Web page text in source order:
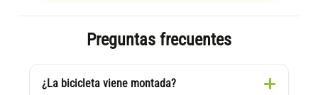
Preguntas frecuentes
¿La bicicleta viene montada?